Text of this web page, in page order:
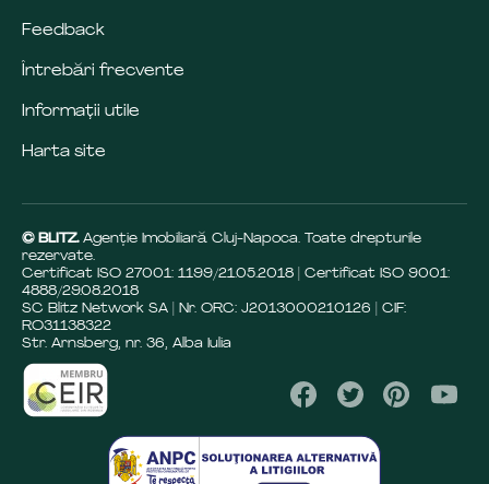
Feedback
Întrebări frecvente
Informații utile
Harta site
© BLITZ. Agenție Imobiliară Cluj-Napoca. Toate drepturile
rezervate.
Certificat ISO 27001: 1199/21.05.2018 | Certificat ISO 9001:
4888/29.08.2018
SC Blitz Network SA | Nr. ORC: J2013000210126 | CIF:
RO31138322
Str. Arnsberg, nr. 36, Alba Iulia